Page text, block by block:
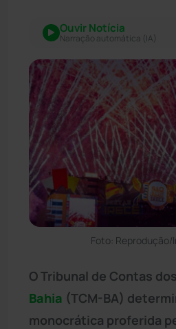
Ouvir Notícia
Narração automática (IA)
Foto: Reprodução/
O Tribunal de Contas
Bahia (TCM-BA)
monocrática proferida